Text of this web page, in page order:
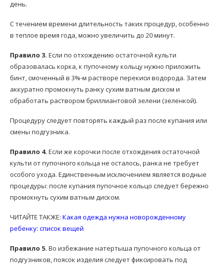
день.
С течением времени длительность таких процедур, особенно
в теплое время года, можно увеличить до 20 минут.
Правило 3. Если по отхождению остаточной культи
образовалась корка, к пупочному кольцу нужно приложить
бинт, смоченный в 3%-м растворе перекиси водорода. Затем
аккуратно промокнуть ранку сухим ватным диском и
обработать раствором бриллиантовой зелени (зеленкой).
Процедуру следует повторять каждый раз после купания или
смены подгузника.
Правило 4. Если же корочки после отхождения остаточной
культи от пупочного кольца не осталось, ранка не требует
особого ухода. Единственным исключением является водные
процедуры: после купания пупочное кольцо следует бережно
промокнуть сухим ватным диском.
ЧИТАЙТЕ ТАКЖЕ: Какая одежда нужна новорожденному
ребенку: список вещей
Правило 5. Во избежание натертыша пупочного кольца от
подгузников, поясок изделия следует фиксировать под